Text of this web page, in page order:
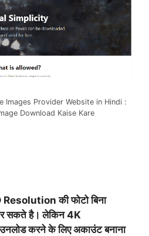
Images Provider Website in Hindi :
Download Kaise Kare
Resolution की फोटो बिना
सकते है। लेकिन 4K
करने के लिए अकाउंट बनाना